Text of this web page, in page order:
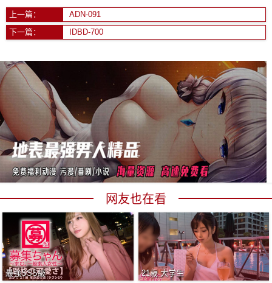
上一篇：
ADN-091
下一篇：
IDBD-700
网友也在看
最強SSS級 21歳 大学生